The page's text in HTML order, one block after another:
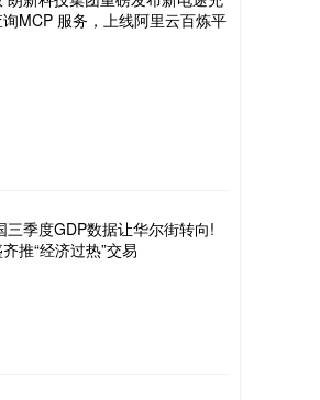
MCP 服务，上线阿里云百炼平
三季度GDP数据让华尔街转向!
推“经济过热”交易